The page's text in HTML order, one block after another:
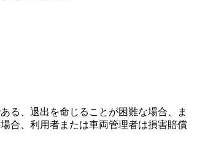
る、退出を命じることが困難な場合、ま
合、利用者または車両管理者は損害賠償